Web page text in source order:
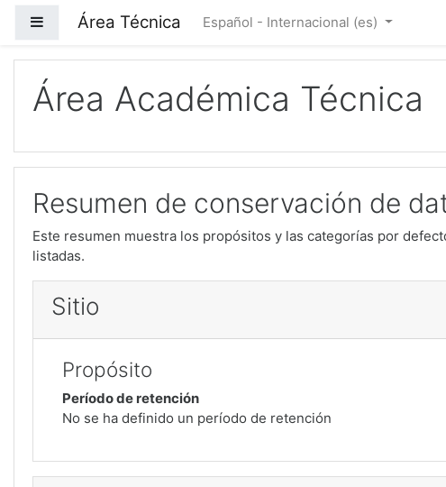
Saltar a contenido principal
Panel lateral
Área Técnica Español - Internacional ‎(es)‎
Área Académica Técnica
Resumen de conservación de
Este resumen muestra los propósitos y las categorías por
listadas.
Sitio
Propósito
Período de retención
No se ha definido un período de retención